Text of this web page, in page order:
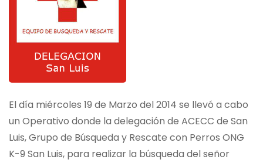
El día miércoles 19 de Marzo del 2014 se llevó a cabo
un Operativo donde la delegación de ACECC de San
Luis, Grupo de Búsqueda y Rescate con Perros ONG
K-9 San Luis, para realizar la búsqueda del señor